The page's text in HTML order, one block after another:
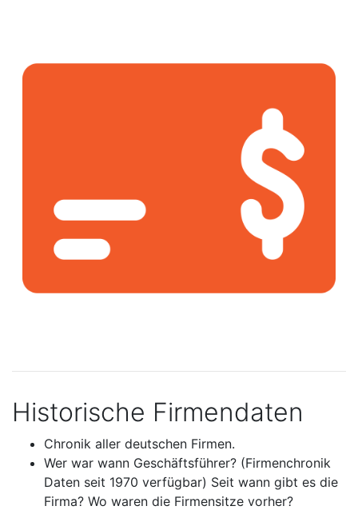
Historische Firmendaten
Chronik aller deutschen Firmen.
Wer war wann Geschäftsführer? (Firmenchronik
Daten seit 1970 verfügbar) Seit wann gibt es die
Firma? Wo waren die Firmensitze vorher?